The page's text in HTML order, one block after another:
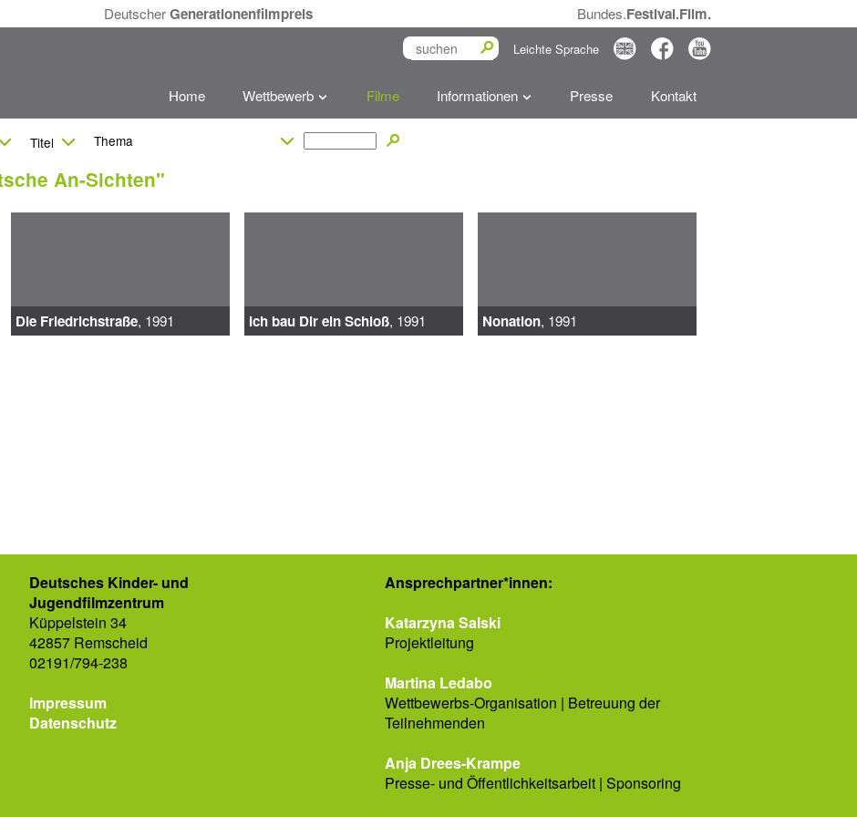
DeutscherGenerationenfilmpreis Bundes.Festival.Film.
Leichte Sprache 0 2 3
Home Wettbewerb Filme Informationen Presse Kontakt
An-Sichten"
Die Friedrichstraße, 1991 Ich bau Dir ein Schloß, 1991 Nonation, 1991
Deutsches Kinder- und
Jugendfilmzentrum
Küppelstein 34
42857 Remscheid
02191/794-238
Impressum
Datenschutz
Ansprech­partner*innen:
Katarzyna Salski
Projektleitung
Martina Ledabo
Wettbewerbs-Organisation | Betreuung der
Teilnehmenden
Anja Drees-Krampe
Presse- und Öffentlichkeitsarbeit | Sponsoring